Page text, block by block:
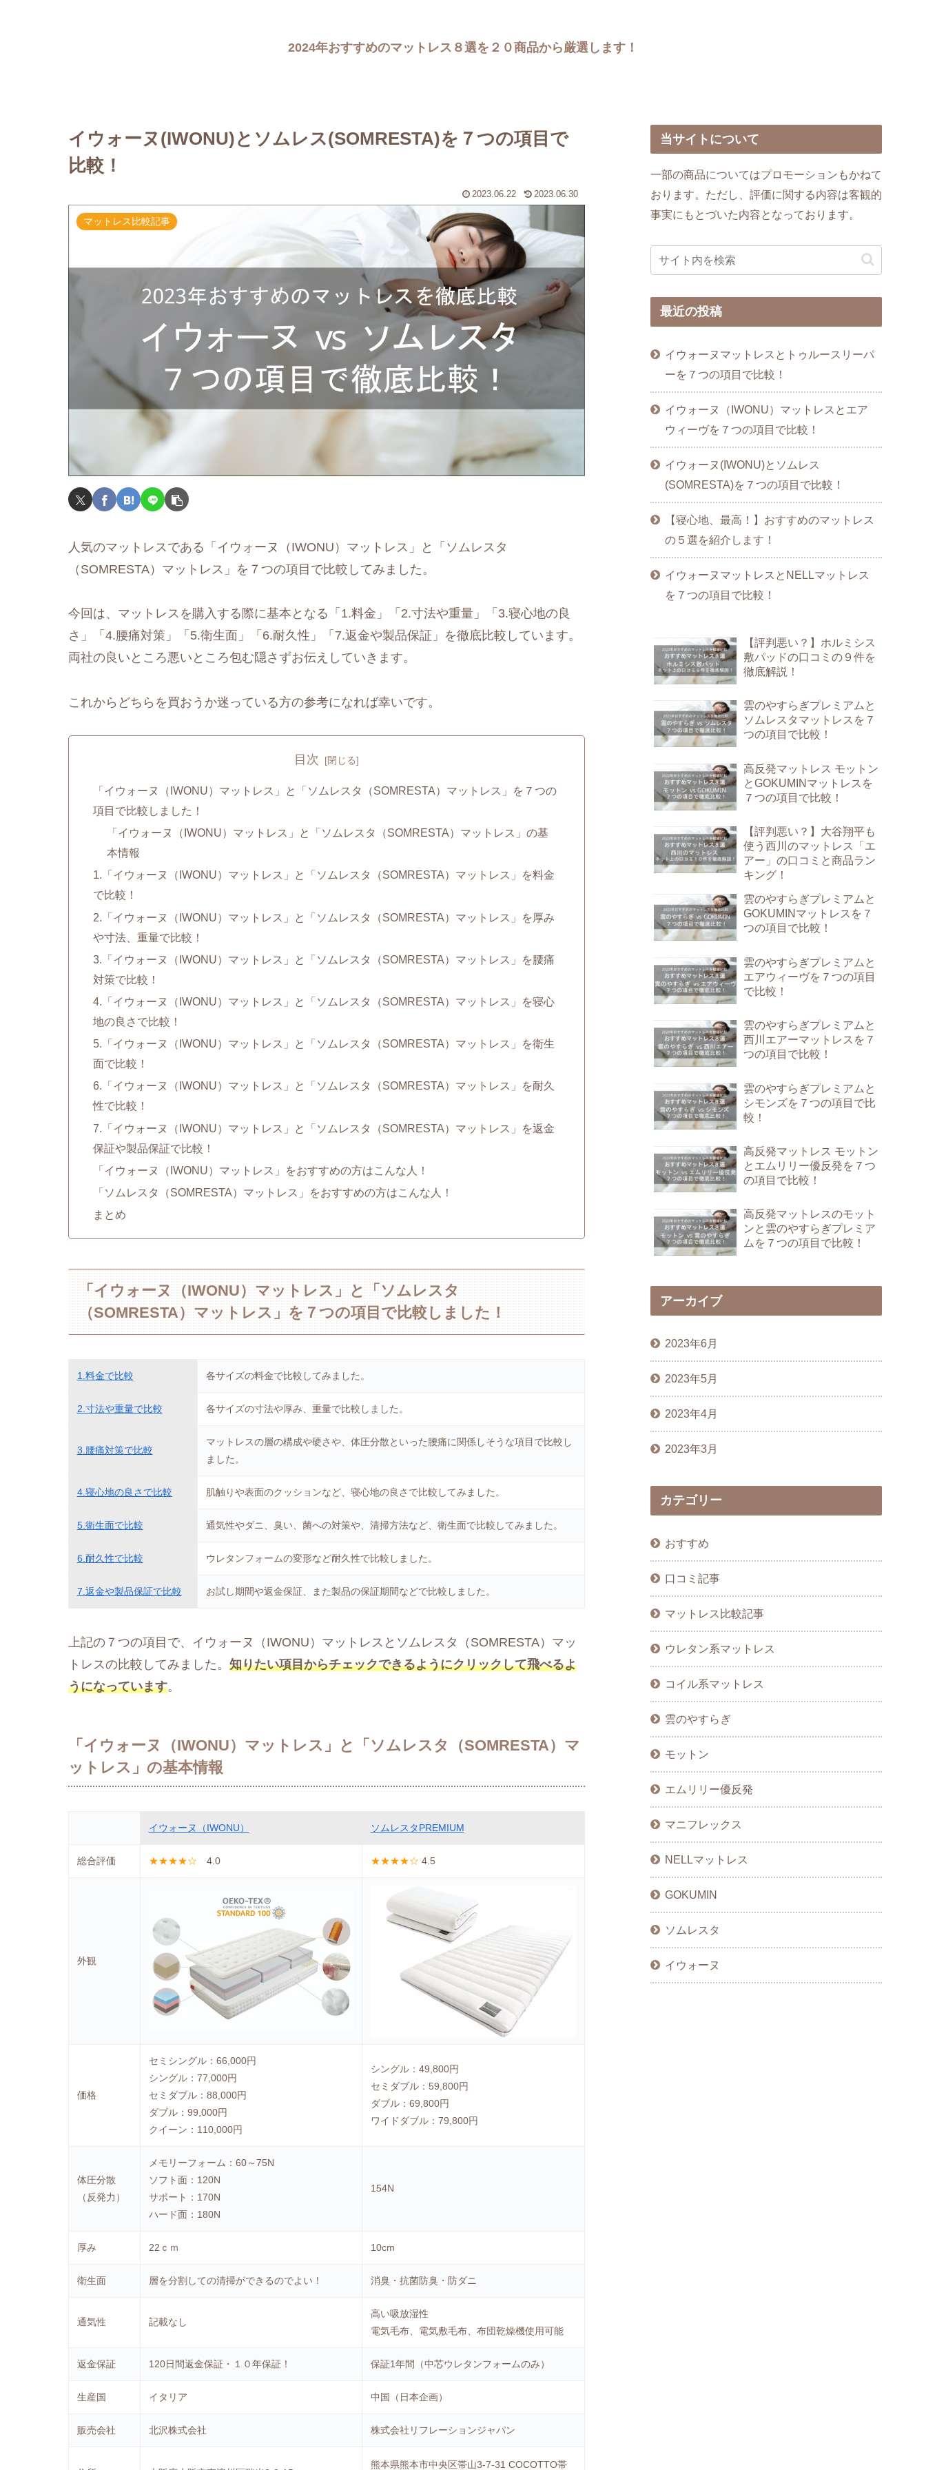
2024年おすすめのマットレス８選を２０商品から厳選します！
イウォーヌ(IWONU)とソムレス(SOMRESTA)を７つの項目で
比較！
2023.06.22 2023.06.30
マットレス比較記事
人気のマットレスである「イウォーヌ（IWONU）マットレス」と「ソムレスタ
（SOMRESTA）マットレス」を７つの項目で比較してみました。
今回は、マットレスを購入する際に基本となる「1.料金」「2.寸法や重量」「3.寝心地の良
さ」「4.腰痛対策」「5.衛生面」「6.耐久性」「7.返金や製品保証」を徹底比較しています。
両社の良いところ悪いところ包む隠さずお伝えしていきます。
これからどちらを買おうか迷っている方の参考になれば幸いです。
目次
「イウォーヌ（IWONU）マットレス」と「ソムレスタ（SOMRESTA）マットレス」を７つの
項目で比較しました！
「イウォーヌ（IWONU）マットレス」と「ソムレスタ（SOMRESTA）マットレス」の基
本情報
1.「イウォーヌ（IWONU）マットレス」と「ソムレスタ（SOMRESTA）マットレス」を料金
で比較！
2.「イウォーヌ（IWONU）マットレス」と「ソムレスタ（SOMRESTA）マットレス」を厚み
や寸法、重量で比較！
3.「イウォーヌ（IWONU）マットレス」と「ソムレスタ（SOMRESTA）マットレス」を腰痛
対策で比較！
4.「イウォーヌ（IWONU）マットレス」と「ソムレスタ（SOMRESTA）マットレス」を寝心
地の良さで比較！
5.「イウォーヌ（IWONU）マットレス」と「ソムレスタ（SOMRESTA）マットレス」を衛生
面で比較！
6.「イウォーヌ（IWONU）マットレス」と「ソムレスタ（SOMRESTA）マットレス」を耐久
性で比較！
7.「イウォーヌ（IWONU）マットレス」と「ソムレスタ（SOMRESTA）マットレス」を返金
保証や製品保証で比較！
「イウォーヌ（IWONU）マットレス」をおすすめの方はこんな人！
「ソムレスタ（SOMRESTA）マットレス」をおすすめの方はこんな人！
まとめ
「イウォーヌ（IWONU）マットレス」と「ソムレスタ
（SOMRESTA）マットレス」を７つの項目で比較しました！
1.料金で比較 各サイズの料金で比較してみました。
2.寸法や重量で比較 各サイズの寸法や厚み、重量で比較しました。
3.腰痛対策で比較
マットレスの層の構成や硬さや、体圧分散といった腰痛に関係しそうな項目で比較し
ました。
4.寝心地の良さで比較 肌触りや表面のクッションなど、寝心地の良さで比較してみました。
5.衛生面で比較 通気性やダニ、臭い、菌への対策や、清掃方法など、衛生面で比較してみました。
6.耐久性で比較 ウレタンフォームの変形など耐久性で比較しました。
7.返金や製品保証で比較 お試し期間や返金保証、また製品の保証期間などで比較しました。
上記の７つの項目で、イウォーヌ（IWONU）マットレスとソムレスタ（SOMRESTA）マッ
トレスの比較してみました。 知りたい項目からチェックできるようにクリックして飛べるよ
うになっています。
「イウォーヌ（IWONU）マットレス」と「ソムレスタ（SOMRESTA）マ
ットレス」の基本情報
イウォーヌ（IWONU） ソムレスタPREMIUM
総合評価 ★★★★☆ 4.0 ★★★★☆ 4.5
外観
価格
セミシングル：66,000円
シングル：77,000円
セミダブル：88,000円
ダブル：99,000円
クイーン：110,000円
シングル：49,800円
セミダブル：59,800円
ダブル：69,800円
ワイドダブル：79,800円
体圧分散
（反発力）
メモリーフォーム：60～75N
ソフト面：120N
サポート：170N
ハード面：180N
154N
厚み 22ｃｍ 10cm
衛生面 層を分割しての清掃ができるのでよい！ 消臭・抗菌防臭・防ダニ
通気性 記載なし
高い吸放湿性
電気毛布、電気敷毛布、布団乾燥機使用可能
返金保証 120日間返金保証・１０年保証！ 保証1年間（中芯ウレタンフォームのみ）
生産国 イタリア 中国（日本企画）
販売会社 北沢株式会社 株式会社リフレーションジャパン
熊本県熊本市中央区帯山3-7-31 COCOTTO帯
当サイトについて
一部の商品についてはプロモーションもかねて
おります。ただし、評価に関する内容は客観的
事実にもとづいた内容となっております。
最近の投稿
イウォーヌマットレスとトゥルースリーパ
ーを７つの項目で比較！
イウォーヌ（IWONU）マットレスとエア
ウィーヴを７つの項目で比較！
イウォーヌ(IWONU)とソムレス
(SOMRESTA)を７つの項目で比較！
【寝心地、最高！】おすすめのマットレス
の５選を紹介します！
イウォーヌマットレスとNELLマットレス
を７つの項目で比較！
【評判悪い？】ホルミシス
敷パッドの口コミの９件を
徹底解説！
雲のやすらぎプレミアムと
ソムレスタマットレスを７
つの項目で比較！
高反発マットレス モットン
とGOKUMINマットレスを
７つの項目で比較！
【評判悪い？】大谷翔平も
使う西川のマットレス「エ
アー」の口コミと商品ラン
キング！
雲のやすらぎプレミアムと
GOKUMINマットレスを７
つの項目で比較！
雲のやすらぎプレミアムと
エアウィーヴを７つの項目
で比較！
雲のやすらぎプレミアムと
西川エアーマットレスを７
つの項目で比較！
雲のやすらぎプレミアムと
シモンズを７つの項目で比
較！
高反発マットレス モットン
とエムリリー優反発を７つ
の項目で比較！
高反発マットレスのモット
ンと雲のやすらぎプレミア
ムを７つの項目で比較！
アーカイブ
2023年6月
2023年5月
2023年4月
2023年3月
カテゴリー
おすすめ
口コミ記事
マットレス比較記事
ウレタン系マットレス
コイル系マットレス
雲のやすらぎ
モットン
エムリリー優反発
マニフレックス
NELLマットレス
GOKUMIN
ソムレスタ
イウォーヌ